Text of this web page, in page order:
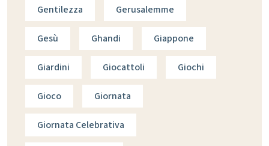
Gentilezza Gerusalemme
Gesù Ghandi Giappone
Giardini Giocattoli Giochi
Gioco Giornata
Giornata Celebrativa